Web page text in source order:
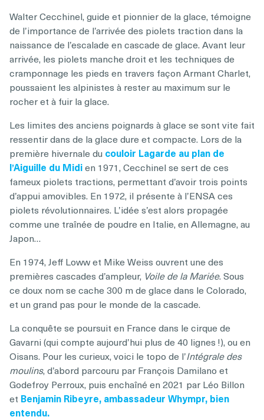
Walter Cecchinel, guide et pionnier de la glace, témoigne
de l’importance de l’arrivée des piolets traction dans la
naissance de l’escalade en cascade de glace. Avant leur
arrivée, les piolets manche droit et les techniques de
cramponnage les pieds en travers façon Armant Charlet,
poussaient les alpinistes à rester au maximum sur le
rocher et à fuir la glace.
Les limites des anciens poignards à glace se sont vite fait
ressentir dans de la glace dure et compacte. Lors de la
première hivernale du couloir Lagarde au plan de
l’Aiguille du Midien 1971, Cecchinel se sert de ces
fameux piolets tractions, permettant d’avoir trois points
d’appui amovibles. En 1972, il présente à l’ENSA ces
piolets révolutionnaires. L’idée s’est alors propagée
comme une traînée de poudre en Italie, en Allemagne, au
Japon…
En 1974, Jeff Loww et Mike Weiss ouvrent une des
premières cascades d’ampleur, Voile de la Mariée. Sous
ce doux nom se cache 300 m de glace dans le Colorado,
et un grand pas pour le monde de la cascade.
La conquête se poursuit en France dans le cirque de
Gavarni (qui compte aujourd’hui plus de 40 lignes !), ou en
Oisans. Pour les curieux, voici le topo de l’Intégrale des
moulins, d’abord parcouru par François Damilano et
Godefroy Perroux, puis enchaîné en 2021 par Léo Billon
et Benjamin Ribeyre, ambassadeur Whympr, bien
entendu.